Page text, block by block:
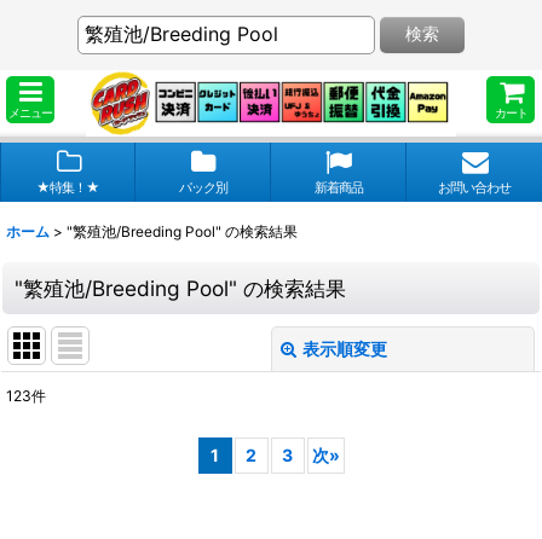
メニュー カート
検索
★特集！★ パック別 新着商品 お問い合わせ
ホーム > "繁殖池/Breeding Pool" の検索結果
"繁殖池/Breeding Pool" の検索結果
表示順変更
123件
1 2 3 次»